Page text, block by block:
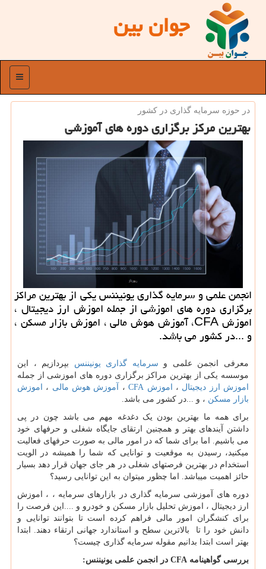
جوان بین
منو
در حوزه سرمایه گذاری در كشور
بهترین مركز برگزاری دوره های آموزشی
انجمن علمی و سرمایه گذاری یونیننس یكی از بهترین مراكز
برگزاری دوره های اموزشی از جمله اموزش ارز دیجیتال ،
اموزش CFA، آموزش هوش مالی ، اموزش بازار مسكن ،
و ...در كشور می باشد.
معرفی انجمن علمی و سرمایه گذاری یونیننس بپردازیم ، این
موسسه یکی از بهترین مراکز برگزاری دوره های اموزشی از جمله
اموزش ارز دیجیتال ، اموزش CFA ، آموزش هوش مالی ،
اموزش
بازار مسکن ، و ...در کشور می باشد.
برای همه ما بهترین بودن یک دغدغه مهم می باشد چون در پی
داشتن آینده­ای بهتر و همچنین ارتقای جایگاه شغلی و حرفه­ای خود
می باشیم. اما برای شما که در امور مالی به صورت حرفه­ای فعالیت
می­کنید، رسیدن به موقعیت و توانایی که شما را همیشه در الویت
استخدام در بهترین فرصت­های شغلی در هر جای جهان قرار دهد بسیار
حائز اهمیت می­باشد. اما چظور می­توان به این توانایی رسید؟
دوره ­های آموزشی سرمایه گذاری در بازارهای سرمایه ، ، اموزش
ارز دیجیتال ، اموزش تحلیل بازار مسکن و خودرو و ....این فرصت را
برای کنشگران امور مالی فراهم کرده است تا بتوانند توانایی و
دانش خود را تا بالاترین سطح و استاندارد جهانی ارتقاء دهند. ابتدا
بهتر است ابتدا بدانیم مقوله سرمایه گذاری چیست؟
بررسی گواهینامه CFA در انجمن علمی یونیننس: